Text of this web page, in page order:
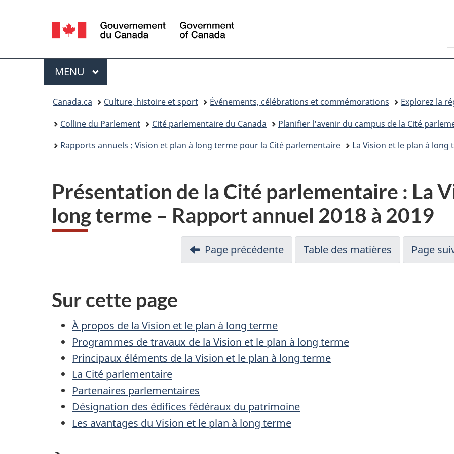
sujet
HTML
Sélection
de
la
langue
Canada
Menu
MENU PRINCIPAL
Canada.ca Culture, histoire et sport Événements, célébrations et commémorations
Explorez la
Colline du Parlement
Cité parlementaire du Canada
Planifier l'avenir du campus de la Cité
Rapports annuels : Vision et plan à long terme pour la Cité parlementaire
La Vision et le plan à long
Présentation de la Cité parlementaire : La
long terme – Rapport annuel 2018 à 2019
i
g
Page précédente Table des matières Page
Sur cette page
À propos de la Vision et le plan à long terme
Programmes de travaux de la Vision et le plan à long terme
Principaux éléments de la Vision et le plan à long terme
La Cité parlementaire
Partenaires parlementaires
Désignation des édifices fédéraux du patrimoine
Les avantages du Vision et le plan à long terme